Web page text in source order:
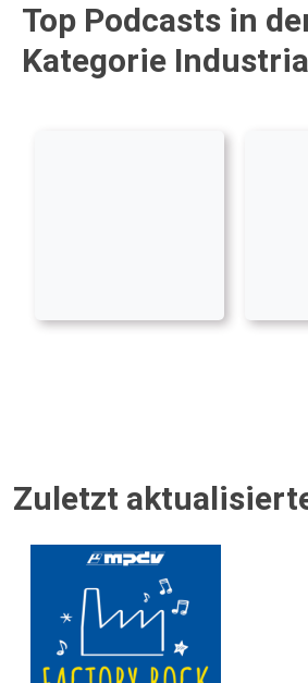
Top Podcasts in
Kategorie
Zuletzt